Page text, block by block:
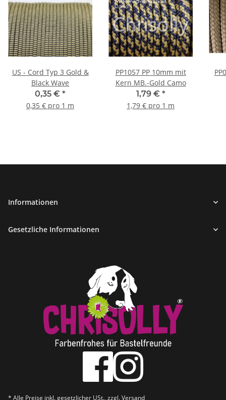
US - Cord Typ 3 Gold &
Black Wave
0,35 € *
0,35 € pro 1 m
PP1057 PP 10mm mit
Kern MB.-Gold Camo
1,79 € *
1,79 € pro 1 m
Informationen
Gesetzliche Informationen
* Alle Preise inkl. gesetzlicher USt., zzgl.Versand